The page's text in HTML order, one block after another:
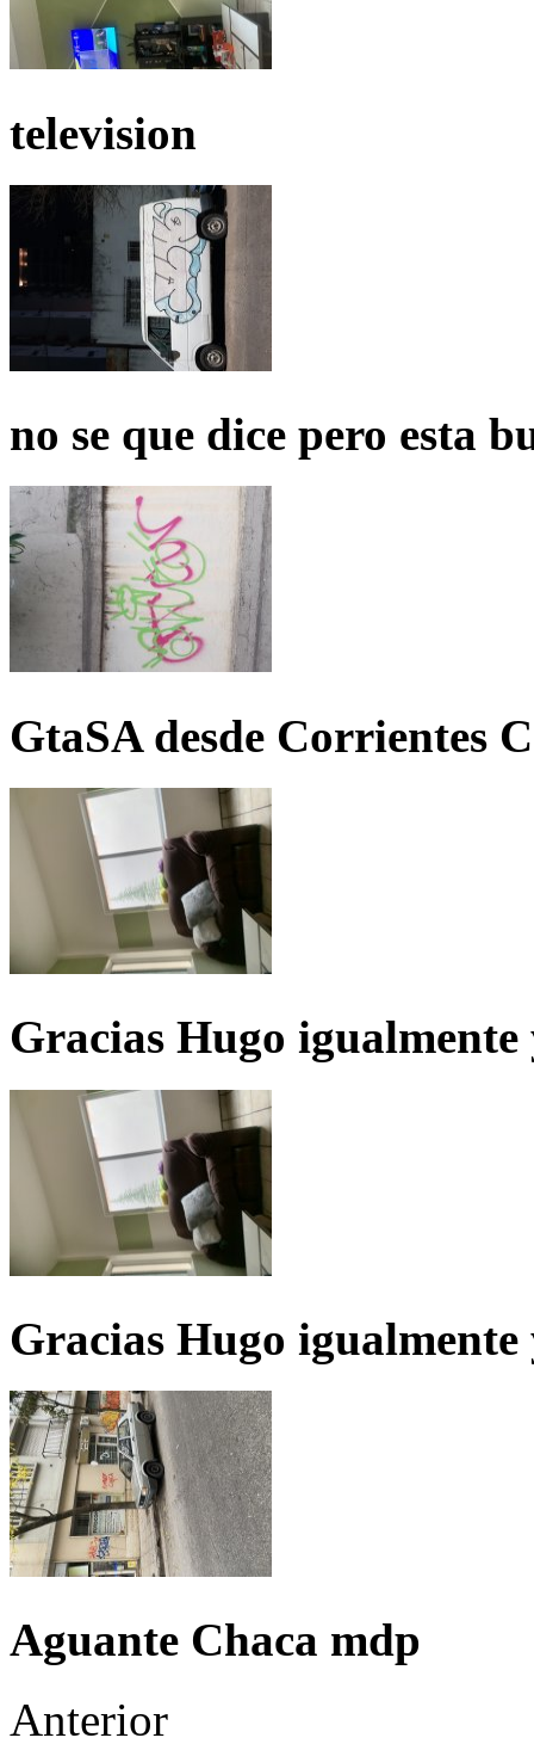
television
no se que dice pero esta
GtaSA desde Corrientes
Gracias Hugo igualmente
Gracias Hugo igualmente
Aguante Chaca mdp
Anterior